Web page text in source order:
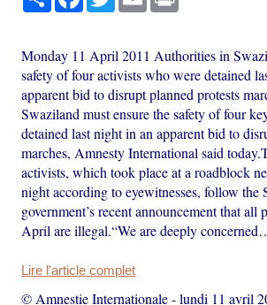
Monday 11 April 2011 Authorities in
safety of four activists who were detained
apparent bid to disrupt planned protests
Swaziland must ensure the safety of four
detained last night in an apparent bid to
marches, Amnesty International said
activists, which took place at a roadblock
night according to eyewitnesses, follow the
government’s recent announcement that all
April are illegal.“We are deeply
Lire l'article complet
© Amnestie Internationale-lundi 11 avril